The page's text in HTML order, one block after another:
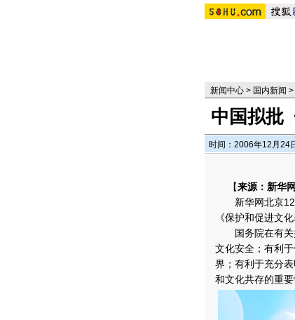
新闻中心 > 国内新闻 >
中国拟批
时间：2006年12月24
【来源：新华网
新华网北京12
《保护和促进文
国务院在有关提
文化安全；有利
界；有利于充分
和文化共存的重要